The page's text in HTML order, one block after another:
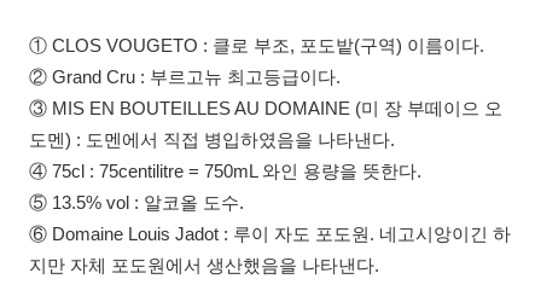
① CLOS VOUGETO : 클로 부조, 포도밭(구역) 이름이다.
② Grand Cru : 부르고뉴 최고등급이다.
③ MIS EN BOUTEILLES AU DOMAINE (미 장 부떼이으 오
도멘) : 도멘에서 직접 병입하였음을 나타낸다.
④ 75cl : 75centilitre = 750mL 와인 용량을 뜻한다.
⑤ 13.5% vol : 알코올 도수.
⑥ Domaine Louis Jadot : 루이 자도 포도원. 네고시앙이긴 하
지만 자체 포도원에서 생산했음을 나타낸다.